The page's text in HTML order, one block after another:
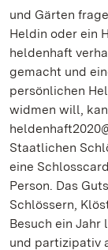
und Gärten
Heldin oder ein
heldenhaft
gemacht und
persönlichen
widmen will,
Staatlichen
eine
Person. Das
Schlössern,
Besuch ein
und partizipativ